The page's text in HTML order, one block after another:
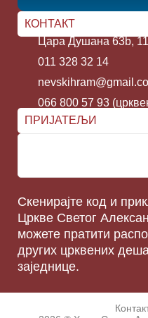
КОНТАКТ
Цара Душана 63b,
011 328 32 14
066 800 57 93
ПРИЈАТЕЉИ
Скенирајте код и
Цркве Светог
можете пратити
других црквених
заједнице.